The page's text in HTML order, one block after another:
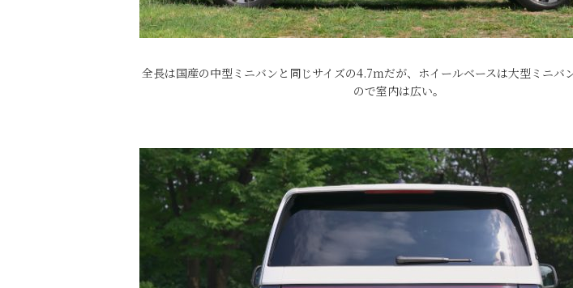
全長は国産の中型ミニバンと同じサイズの4.7ｍだが、ホイールベースは大型ミニバ
ので室内は広い。